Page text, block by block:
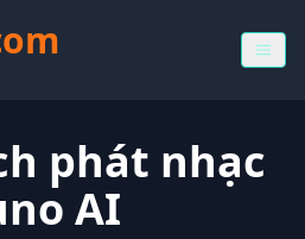
phát nhạc
AI